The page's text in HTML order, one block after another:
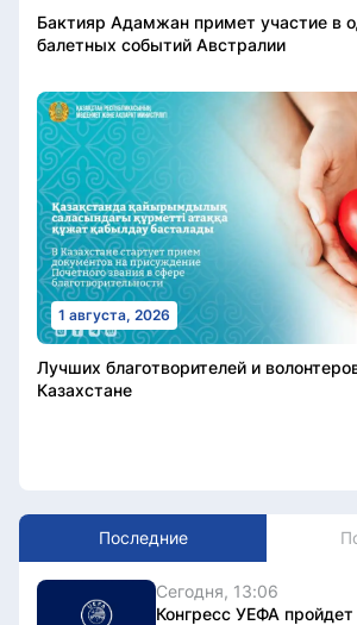
Бактияр Адамжан примет участие в
балетных событий Австралии
1 августа, 2026
Лучших благотворителей и
Казахстане
Последние
Сегодня, 13:06
Конгресс УЕФА